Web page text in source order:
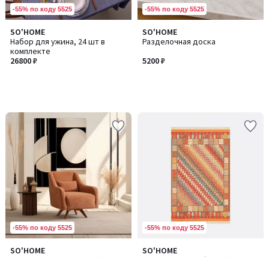
-55% по коду 5525
SO'HOME
Набор для ужина, 24 шт в
комплекте
26800 ₽
-55% по коду 5525
SO'HOME
Разделочная доска
5200 ₽
-55% по коду 5525
SO'HOME
Количество
-55% по коду 5525
SO'HOME